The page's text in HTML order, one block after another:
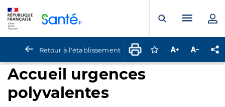
Ouvrir laMenu
Retour à l'établissement Connectez-vous
Augmenter la
Accueil urgences
polyvalentes